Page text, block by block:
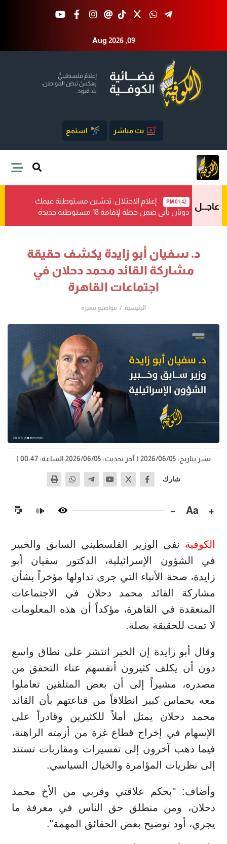
Aug 2026 ,09
بث مباشر استمع
عاجـــل 01:42 PM
إعلام الاحتلال: تدشين مستوطنة عيمك
دوتان يأتي ضمن خطة لإقامة 18 مستوطنة جديدة
د. سفيان أبو زايدة يكشف حقيقة
مشاركة القائد محمد دحلان في
اجتماعات القاهرة
الرئيسية مواضيع مميزة
نشر بتاريخ: 2026/06/05 ( آخر تحديث: 2026/06/05 الساعة: 00:47 )
شارك
+
Aa
−
🔊
الكوفية نفى الوزير الفلسطيني السابق والخبير
في الشؤون الإسرائيلية، الدكتور سفيان أبو
زايدة، صحة الأنباء التي جرى تداولها مؤخراً بشأن
مشاركة القائد محمد دحلان في الاجتماعات
المنعقدة في القاهرة، مؤكداً أن هذه المعلومات
لا تمت للحقيقة بصلة.
وقال أبو زايدة إن الخبر انتشر على نطاق واسع
دون أن يكلف كثيرون أنفسهم عناء التحقق من
مصدره، مشيراً إلى أن بعض المتلقين تعاملوا
معه بحماس كبير انطلاقاً من قناعتهم بأن القائد
محمد دحلان يمثل أملاً للكثيرين وقادراً على
الإسهام في إخراج قطاع غزة من أزمته الراهنة،
فيما ذهب آخرون إلى تفسيرات ومقاربات تستند
إلى نظريات المؤامرة والخيال السياسي.
وأضاف: "بحكم علاقتي وقربي من الأخ محمد
دحلان، ومن منطلق حق الناس في معرفة ما
يجري، أود توضيح بعض الحقائق المهمة".